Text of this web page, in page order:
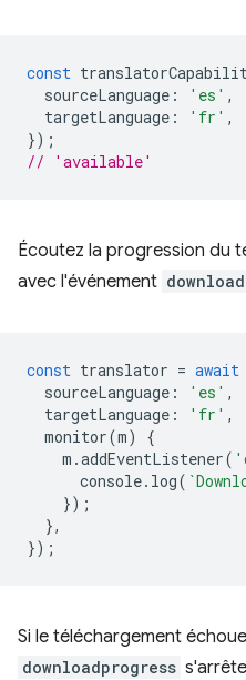
const
sourceLanguage : 'es' ,
targetLanguage : 'fr' ,
});
// 'available'
Écoutez la progression du
avec l'événement
const translator = await
sourceLanguage : 'es' ,
targetLanguage : 'fr' ,
monitor(m)
{
m .addEventListener(
console. log(
});
},
});
Si le téléchargement
downloadprogress